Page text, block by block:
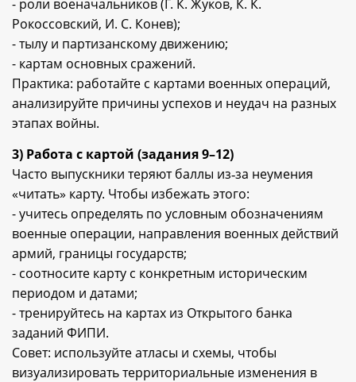
- роли военачальников (Г. К. Жуков, К. К.
Рокоссовский, И. С. Конев);
- тылу и партизанскому движению;
- картам основных сражений.
Практика: работайте с картами военных операций,
анализируйте причины успехов и неудач на разных
этапах войны.
3) Работа с картой (задания 9–12)
Часто выпускники теряют баллы из‑за неумения
«читать» карту. Чтобы избежать этого:
- учитесь определять по условным обозначениям
военные операции, направления военных действий
армий, границы государств;
- соотносите карту с конкретным историческим
периодом и датами;
- тренируйтесь на картах из Открытого банка
заданий ФИПИ.
Совет: используйте атласы и схемы, чтобы
визуализировать территориальные изменения в